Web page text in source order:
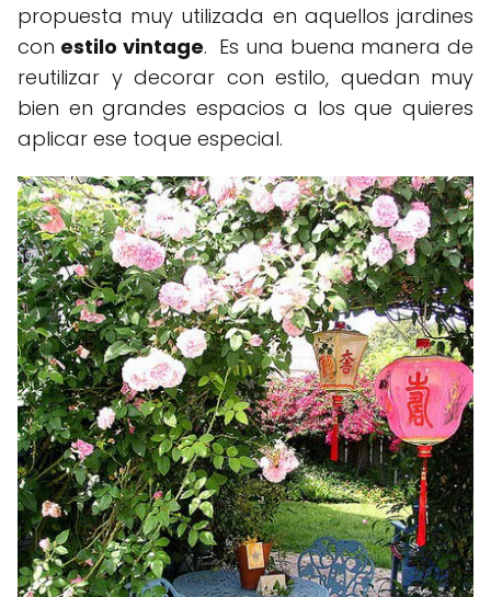
propuesta muy utilizada en aquellos jardines
con estilo vintage. Es una buena manera de
reutilizar y decorar con estilo, quedan muy
bien en grandes espacios a los que quieres
aplicar ese toque especial.